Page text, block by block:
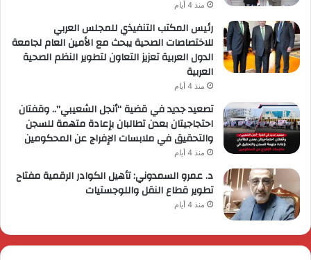
منذ 4 أيام
رئيس المكتب التنفيذي للمجلس العربي
للاختصاصات الصحية يبحث مع الأمين العام لجامعة
الدول العربية تعزيز التعاون لتطوير النظم الصحية
العربية
منذ 4 أيام
تصعيد جديد في قضية “أنجل الشعيبي”.. وقفتان
احتجاجيتان بعدن تطالبان بإعادة متهمة للسجن
والتحقيق في ملابسات الإفراج عن المحكومين
منذ 4 أيام
د. عمرو السمدوني: تأهيل الكوادر الرقمية مفتاح
تطوير قطاع النقل واللوجستيات
منذ 4 أيام